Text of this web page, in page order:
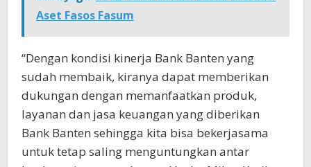
Aset Fasos Fasum
“Dengan kondisi kinerja Bank Banten yang
sudah membaik, kiranya dapat memberikan
dukungan dengan memanfaatkan produk,
layanan dan jasa keuangan yang diberikan
Bank Banten sehingga kita bisa bekerjasama
untuk tetap saling menguntungkan antar